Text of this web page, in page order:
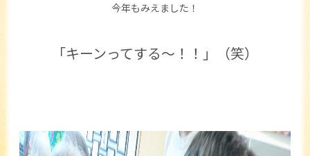
今年もみえました！
「キーンってする～！！」（笑）